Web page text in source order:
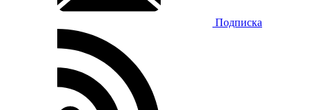
Подписка